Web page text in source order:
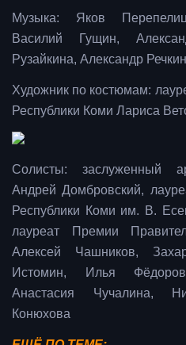
Музыка: Яков
Василий Гущин,
Рузайкина, Александр
Художник по костюмам:
Республики Коми Лариса
Солисты: заслуженный
Андрей Домбровский,
Республики Коми им. В.
лауреат Премии
Алексей Чашников,
Истомин, Илья
Анастасия Чучалина,
Конюхова